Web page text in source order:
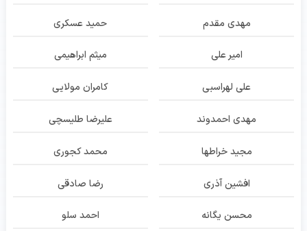
مهدی مقدم حمید عسکری
امیر علی میثم ابراهیمی
علی لهراسبی کامران مولایی
مهدی احمدوند علیرضا طلیسچی
مجید خراطها محمد کجوری
افشین آذری رضا صادقی
محسن یگانه احمد سلو